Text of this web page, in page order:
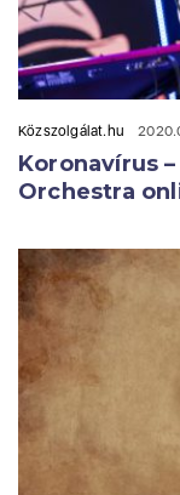
Közszolgálat.hu
Koronavírus
Orchestra